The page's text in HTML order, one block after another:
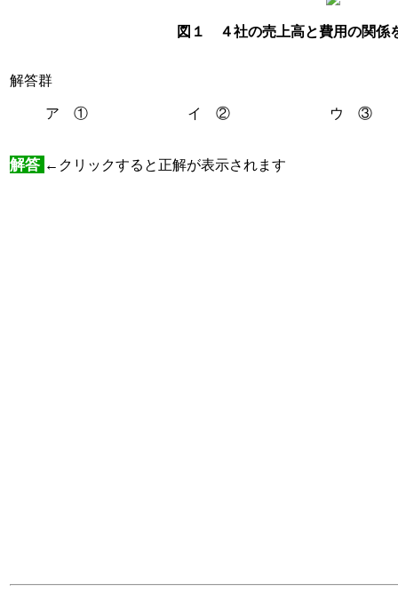
図１ ４社の売上高と費用の関係
解答群
ア ① イ ② ウ
解答 ←クリックすると正解が表示されます